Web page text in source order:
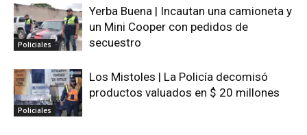
Policiales
Yerba Buena | Incautan una camioneta y
un Mini Cooper con pedidos de
secuestro
Policiales
Los Mistoles | La Policía decomisó
productos valuados en $ 20 millones